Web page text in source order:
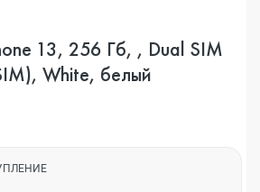
13, 256 Гб, , Dual SIM
White, белый